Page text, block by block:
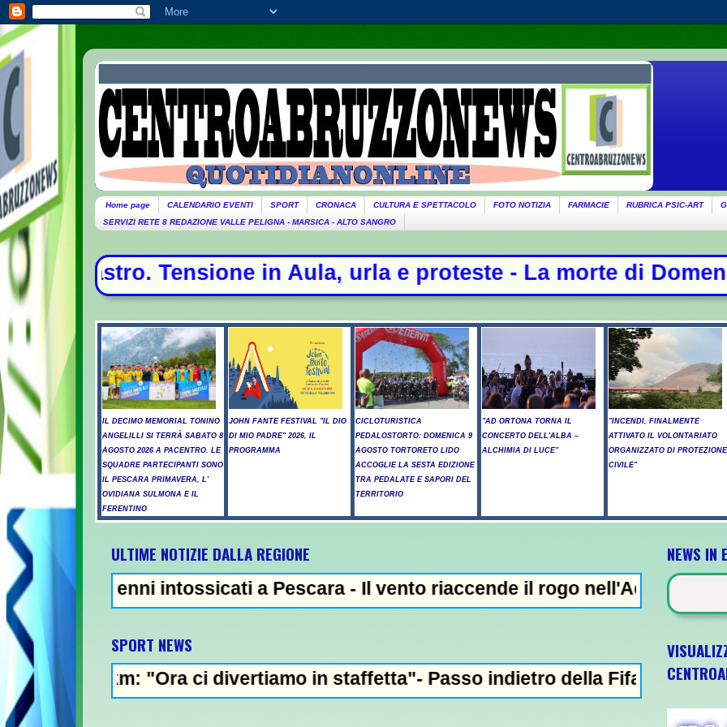
Home page CALENDARIO EVENTI SPORT CRONACA CULTURA E SPETTACOLO FOTO NOTIZIA FARMACIE RUBRICA PSIC-ART
SERVIZI RETE 8 REDAZIONE VALLE PELIGNA - MARSICA - ALTO SANGRO
in Aula, urla e proteste - La morte di Domenico: c'è
IL DECIMO MEMORIAL TONINO
ANGELILLI SI TERRÀ SABATO 8
AGOSTO 2026 A PACENTRO. LE
SQUADRE PARTECIPANTI SONO
IL PESCARA PRIMAVERA, L'
OVIDIANA SULMONA E IL
FERENTINO
JOHN FANTE FESTIVAL "IL DIO
DI MIO PADRE" 2026, IL
PROGRAMMA
CICLOTURISTICA
PEDALOSTORTO: DOMENICA 9
AGOSTO TORTORETO LIDO
ACCOGLIE LA SESTA EDIZIONE
TRA PEDALATE E SAPORI DEL
TERRITORIO
"AD ORTONA TORNA IL
CONCERTO DELL'ALBA –
ALCHIMIA DI LUCE"
"INCENDI, FINALMENTE
ATTIVATO IL VOLONTARIATO
ORGANIZZATO DI PROTEZIONE
CIVILE"
ULTIME NOTIZIE DALLA REGIONE
intossicati a Pescara - Il vento riaccende il rogo nell'Aquilano, emergenza
SPORT NEWS
"Ora ci divertiamo in staffetta"- Passo indietro della Fifa, "niente
NEWS IN